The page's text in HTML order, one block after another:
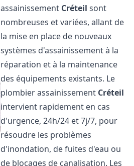
assainissement Créteil sont
nombreuses et variées, allant de
la mise en place de nouveaux
systèmes d'assainissement à la
réparation et à la maintenance
des équipements existants. Le
plombier assainissement Créteil
intervient rapidement en cas
d'urgence, 24h/24 et 7j/7, pour
résoudre les problèmes
d'inondation, de fuites d'eau ou
de blocages de canalisation. Les